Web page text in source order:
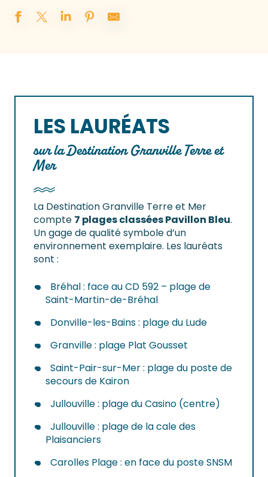
LES LAURÉATS
sur la Destination Granville Terre et
Mer
La Destination Granville Terre et Mer
compte 7 plages classées Pavillon Bleu.
Un gage de qualité symbole d’un
environnement exemplaire. Les lauréats
sont :
Bréhal : face au CD 592 – plage de
Saint-Martin-de-Bréhal
Donville-les-Bains : plage du Lude
Granville : plage Plat Gousset
Saint-Pair-sur-Mer : plage du poste de
secours de Kairon
Jullouville : plage du Casino (centre)
Jullouville : plage de la cale des
Plaisanciers
Carolles Plage : en face du poste SNSM